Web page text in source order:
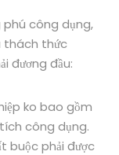
phú công dụng,
thách thức
đương đầu:
ko bao gồm
công dụng.
buộc phải được